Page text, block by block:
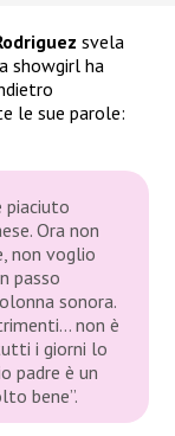
svela
showgirl ha
le sue parole:
piaciuto
Ora non
non voglio
passo
sonora.
non è
i giorni lo
padre è un
bene”.